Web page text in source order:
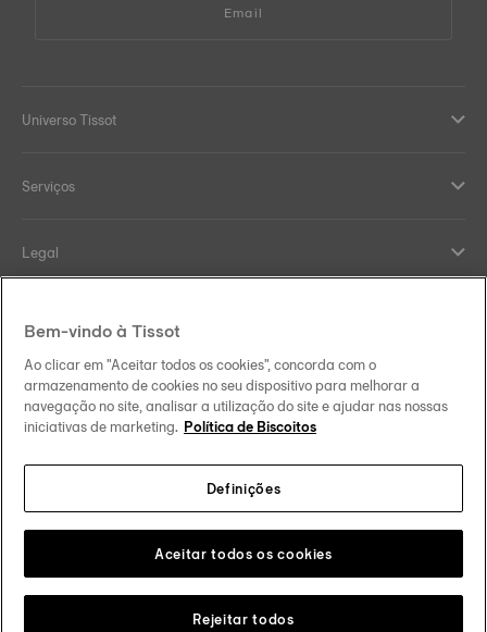
Email
Universo Tissot
Serviços
Legal
Help and contacts
Our commitments
Follow us on social media
Change country Tissot Copyrights 2026
Bem-vindo à Tissot
Ao clicar em "Aceitar todos os cookies", concorda com o
armazenamento de cookies no seu dispositivo para melhorar a
navegação no site, analisar a utilização do site e ajudar nas nossas
iniciativas de marketing. Política de Biscoitos
Definições
Rejeitar todos
Aceitar todos os cookies